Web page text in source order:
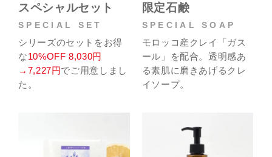
スペシャルセット
SPECIAL SET
シリーズのセットをお得
な10%OFF 8,030円
→7,227円でご用意しまし
た。
限定石鹸
SPECIAL SOAP
モロッコ産クレイ「ガス
ール」を配合。透明感あ
る素肌に磨きあげるクレ
イソープ。